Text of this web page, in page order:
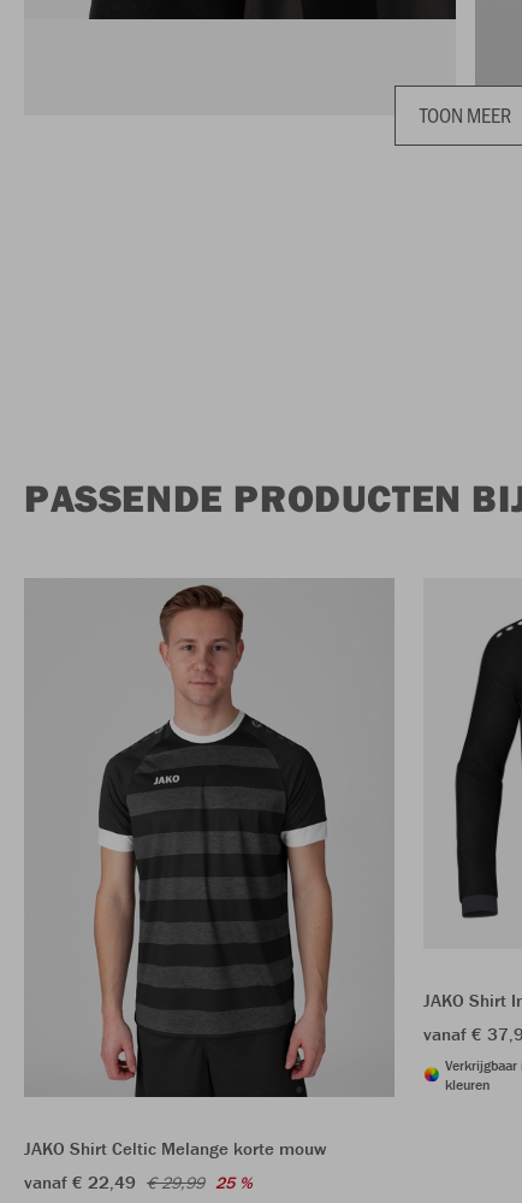
TOON MEER
PASSENDE PRODUCTEN
JAKO Shirt Celtic Melange korte mouw
vanaf € 22,49 € 29,99 25 %
JAKO Shirt
vanaf €
kleuren